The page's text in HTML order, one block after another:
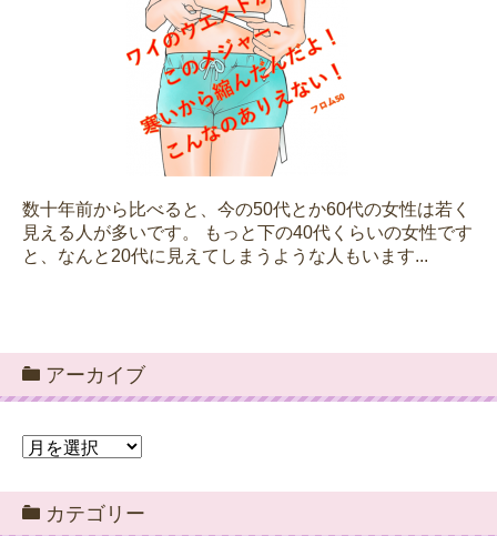
数十年前から比べると、今の50代とか60代の女性は若く
見える人が多いです。 もっと下の40代くらいの女性です
と、なんと20代に見えてしまうような人もいます...
アーカイブ
ア
カ
イ カテゴリー